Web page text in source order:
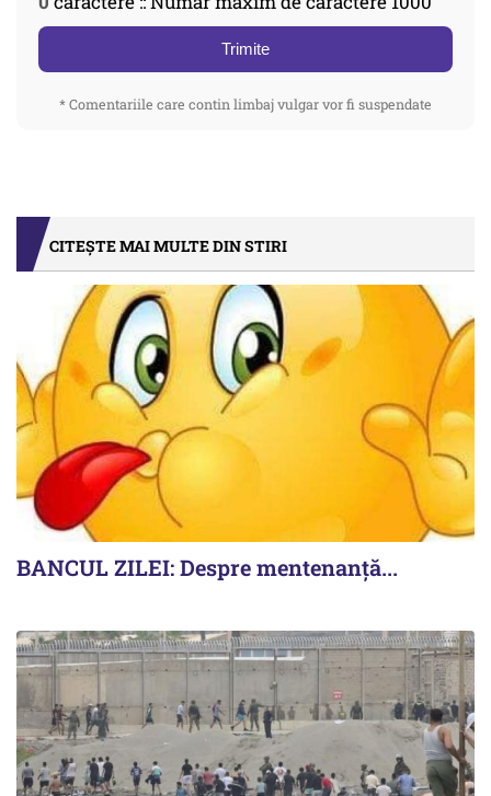
Trimite
* Comentariile care contin limbaj vulgar vor fi suspendate
CITEȘTE MAI MULTE DIN STIRI
BANCUL ZILEI: Despre mentenanță...